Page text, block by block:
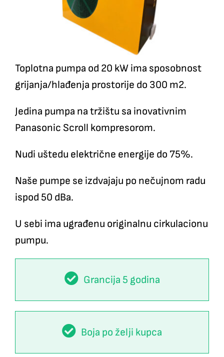
Toplotna pumpa od 20 kW ima sposobnost
grijanja/hlađenja prostorije do 300 m2.
Jedina pumpa na tržištu sa inovativnim
Panasonic Scroll kompresorom.
Nudi uštedu električne energije do 75%.
Naše pumpe se izdvajaju po nečujnom radu
ispod 50 dBa.
U sebi ima ugrađenu originalnu cirkulacionu
pumpu.
Grancija 5 godina
Boja po želji kupca